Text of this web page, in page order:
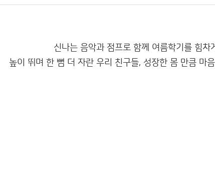
신나는 음악과 점프로 함께 여름학기를 힘차
높이 뛰며 한 뼘 더 자란 우리 친구들, 성장한 몸 만큼 마